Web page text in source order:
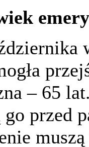
– 65
go przed